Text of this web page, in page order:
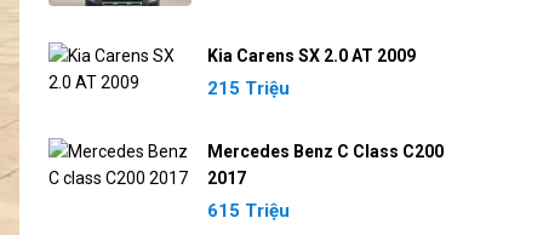
Kia Carens SX 2.0 AT 2009
215 Triệu
Mercedes Benz C Class C200
2017
615 Triệu